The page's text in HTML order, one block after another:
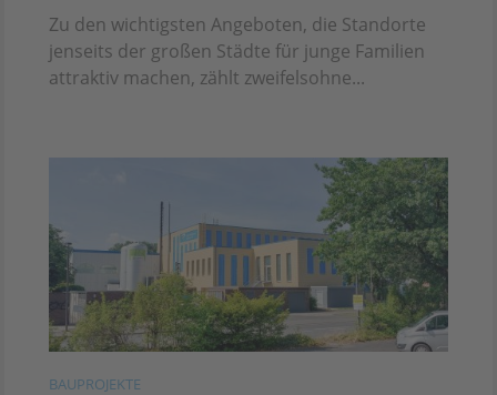
Zu den wichtigsten Angeboten, die Standorte
jenseits der großen Städte für junge Familien
attraktiv machen, zählt zweifelsohne...
BAUPROJEKTE